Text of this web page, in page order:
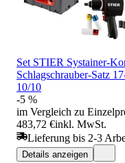
Set STIER Systainer-
Schlagschrauber-Satz
10/10
-5 %
im Vergleich zu
483,72 €inkl. MwSt.
Lieferung bis 2-3
Details anzeigen